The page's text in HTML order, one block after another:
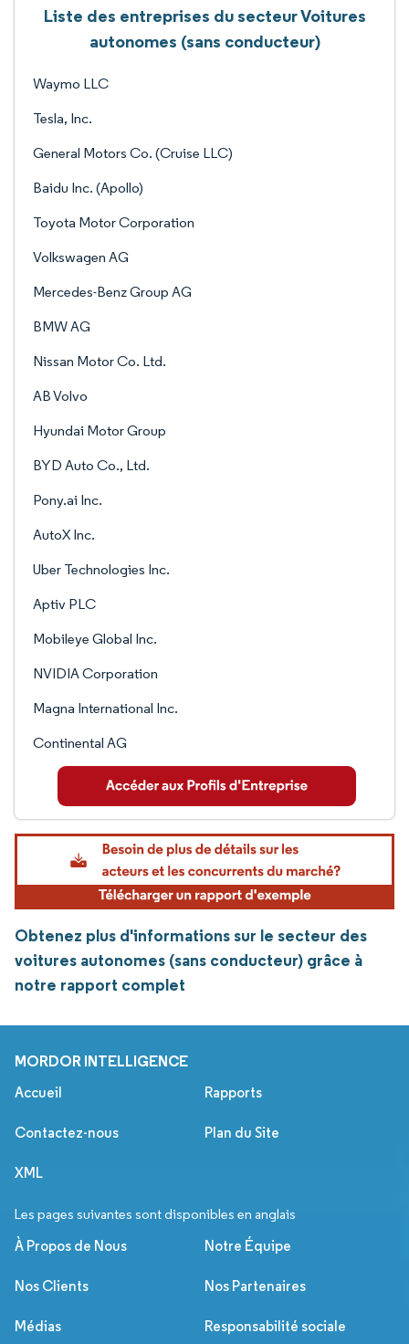
Liste des entreprises du secteur Voitures
autonomes (sans conducteur)
Waymo LLC
Tesla, Inc.
General Motors Co. (Cruise LLC)
Baidu Inc. (Apollo)
Toyota Motor Corporation
Volkswagen AG
Mercedes-Benz Group AG
BMW AG
Nissan Motor Co. Ltd.
AB Volvo
Hyundai Motor Group
BYD Auto Co., Ltd.
Pony.ai Inc.
AutoX Inc.
Uber Technologies Inc.
Aptiv PLC
Mobileye Global Inc.
NVIDIA Corporation
Magna International Inc.
Continental AG
Obtenez plus d'informations sur le secteur des
voitures autonomes (sans conducteur) grâce à
notre rapport complet
MORDOR INTELLIGENCE
Accueil Rapports
Contactez-nous Plan du Site
XML
Les pages suivantes sont disponibles en anglais
À Propos de Nous Notre Équipe
Nos Clients Nos Partenaires
Médias Responsabilité sociale